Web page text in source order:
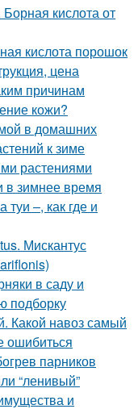
кислота от
кислота порошок
цена
причинам
кожи?
в домашних
к зиме
растениями
в зимнее время
–, как где и
Мискантус
в саду и
подборку
Какой навоз самый
ошибиться
парников
“ленивый”
и